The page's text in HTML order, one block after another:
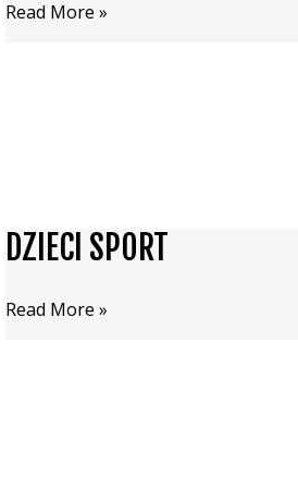
4BLO
Read More »
DZIECI SPORT
DZIECI
Read More »